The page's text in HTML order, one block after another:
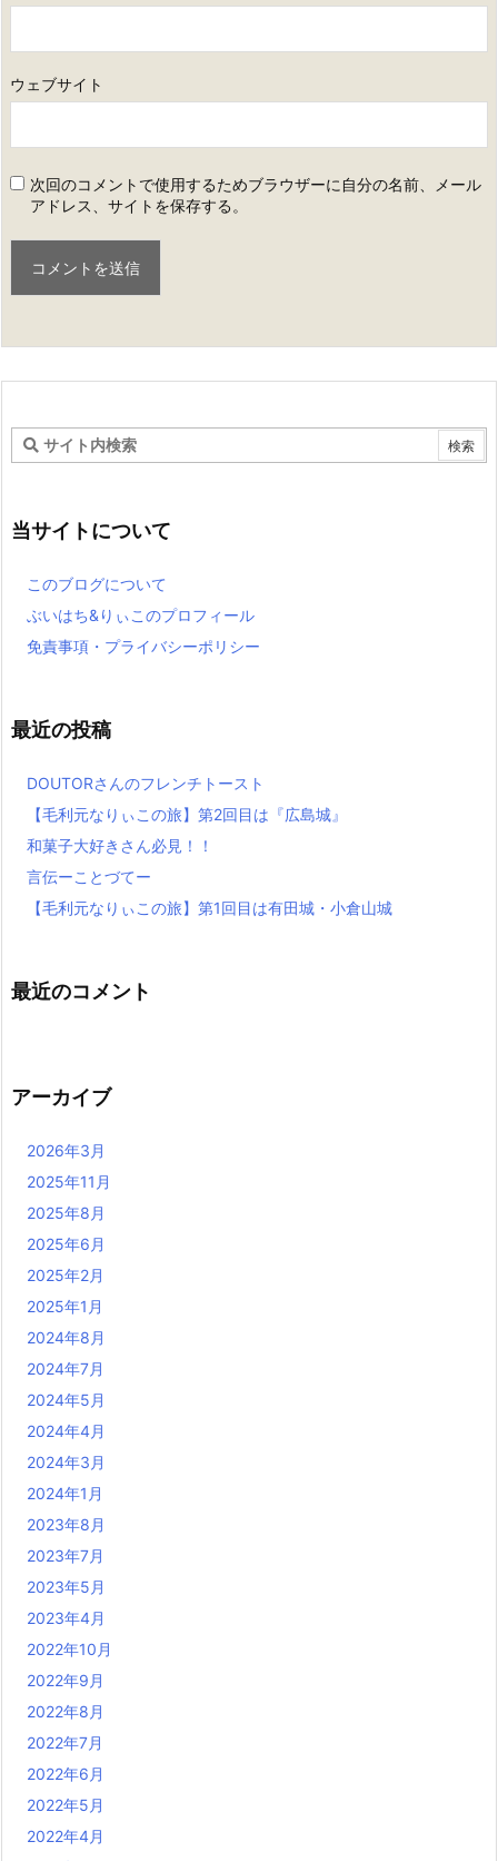
ウェブサイト
次回のコメントで使用するためブラウザーに自分の名前、メール
アドレス、サイトを保存する。
当サイトについて
このブログについて
ぶいはち&りぃこのプロフィール
免責事項・プライバシーポリシー
最近の投稿
DOUTORさんのフレンチトースト
【毛利元なりぃこの旅】第2回目は『広島城』
和菓子大好きさん必見！！
言伝ーことづてー
【毛利元なりぃこの旅】第1回目は有田城・小倉山城
最近のコメント
アーカイブ
2026年3月
2025年11月
2025年8月
2025年6月
2025年2月
2025年1月
2024年8月
2024年7月
2024年5月
2024年4月
2024年3月
2024年1月
2023年8月
2023年7月
2023年5月
2023年4月
2022年10月
2022年9月
2022年8月
2022年7月
2022年6月
2022年5月
2022年4月